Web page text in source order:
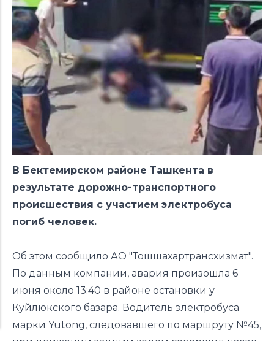
В Бектемирском районе Ташкента в
результате дорожно-транспортного
происшествия с участием электробуса
погиб человек.
Об этом сообщило АО "Тошшахартрансхизмат".
По данным компании, авария произошла 6
июня около 13:40 в районе остановки у
Куйлюкского базара. Водитель электробуса
марки Yutong, следовавшего по маршруту №45,